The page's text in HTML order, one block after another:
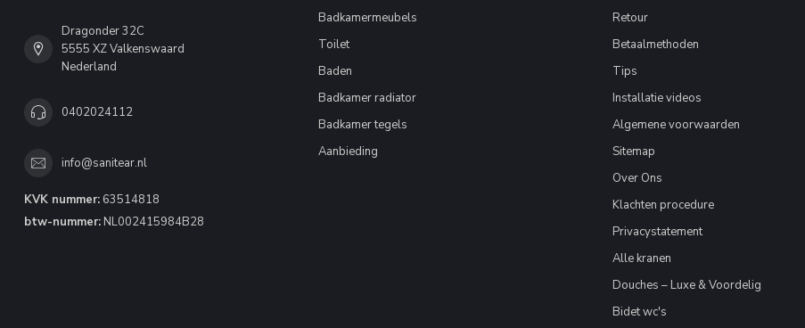
Dragonder 32C
5555 XZ Valkenswaard
Nederland
0402024112
info@sanitear.nl
KVK nummer: 63514818
btw-nummer: NL002415984B28
Badkamermeubels
Toilet
Baden
Badkamer radiator
Badkamer tegels
Aanbieding
Retour
Betaalmethoden
Tips
Installatie videos
Algemene voorwaarden
Sitemap
Over Ons
Klachten procedure
Privacystatement
Alle kranen
Douches – Luxe & Voordelig
Bidet wc's